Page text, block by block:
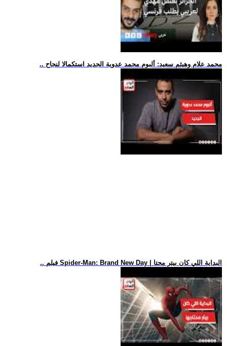
.. محمد علام وهيثم سعيد: ألبوم محمد عدوية الجديد استكمالا لنجاح
.. فيلم Spider-Man: Brand New Day | البداية اللي كان بيتر محتا